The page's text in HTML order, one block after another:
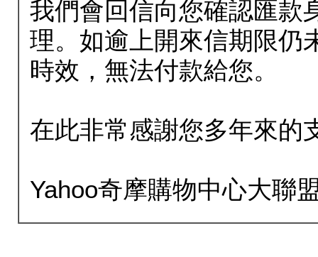
我們會回信向您確認匯款
理。如逾上開來信期限仍
時效，無法付款給您。
在此非常感謝您多年來的
Yahoo奇摩購物中心大